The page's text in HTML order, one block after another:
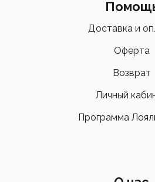
Доставка и
Оферта
Возврат
Личный
Программа